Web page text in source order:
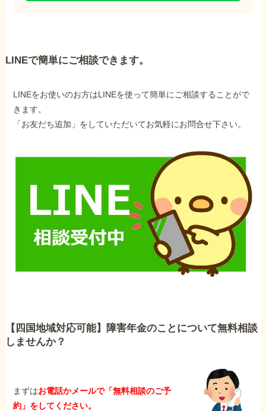
LINEで簡単にご相談できます。
LINEをお使いのお方はLINEを使って簡単にご相談することがで
きます。
「お友だち追加」をしていただいてお気軽にお問合せ下さい。
【四国地域対応可能】障害年金のことについて無料相談
しませんか？
まずはお電話かメールで「無料相談のご予
約」をしてください。